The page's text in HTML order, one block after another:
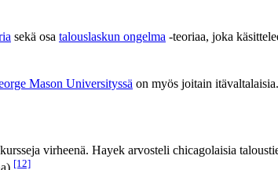
sekä osa talouslaskun ongelma -teoriaa, joka
Mason Universityssä on myös joitain itävaltalaisia.
virheenä. Hayek arvosteli chicagolaisia
[12]